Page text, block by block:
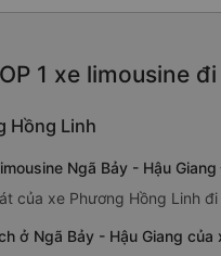
1 xe limousine
Hồng Linh
Ngã Bảy - Hậu
của xe Phương Hồng Linh
ở Ngã Bảy - Hậu Giang